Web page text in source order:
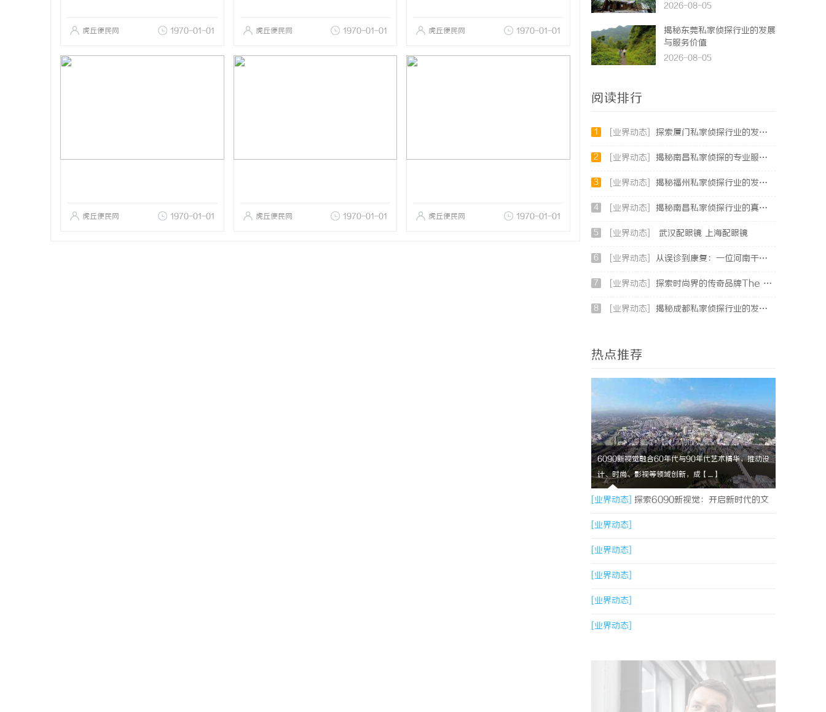
虎丘便民网 1970-01-01 虎丘便民网 1970-01-01 虎丘便民网 1970-01-01
虎丘便民网 1970-01-01 虎丘便民网 1970-01-01 虎丘便民网 1970-01-01
2026-08-05
揭秘东莞私家侦探行业的发展
与服务价值
2026-08-05
阅读排行
1 [业界动态] 探索厦门私家侦探行业的发展与应用全景
2 [业界动态] 揭秘南昌私家侦探的专业服务与行业现状全面解析
3 [业界动态] 揭秘福州私家侦探行业的发展与应用现状
4 [业界动态] 揭秘南昌私家侦探行业的真实面貌与服务价值详解
5 [业界动态] 武汉配眼镜 上海配眼镜
6 [业界动态] 从误诊到康复：一位河南干燥综合征患者的艰辛求医路
7 [业界动态] 探索时尚界的传奇品牌The Row：奢华与极简的完美融合
8 [业界动态] 揭秘成都私家侦探行业的发展与应用现状全解析
热点推荐
6090新视觉融合60年代与90年代艺术精华，推动设
计、时尚、影视等领域创新，成【....】
[业界动态] 探索6090新视觉：开启新时代的文
化与艺术革新之旅
[业界动态]
[业界动态]
[业界动态]
[业界动态]
[业界动态]